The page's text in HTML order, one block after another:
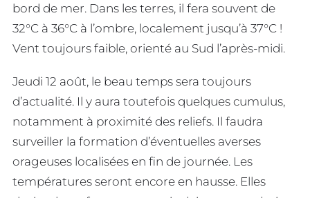
bord de mer. Dans les terres, il fera souvent de
32°C à 36°C à l’ombre, localement jusqu’à 37°C !
Vent toujours faible, orienté au Sud l’après-midi.
Jeudi 12 août, le beau temps sera toujours
d’actualité. Il y aura toutefois quelques cumulus,
notamment à proximité des reliefs. Il faudra
surveiller la formation d’éventuelles averses
orageuses localisées en fin de journée. Les
températures seront encore en hausse. Elles